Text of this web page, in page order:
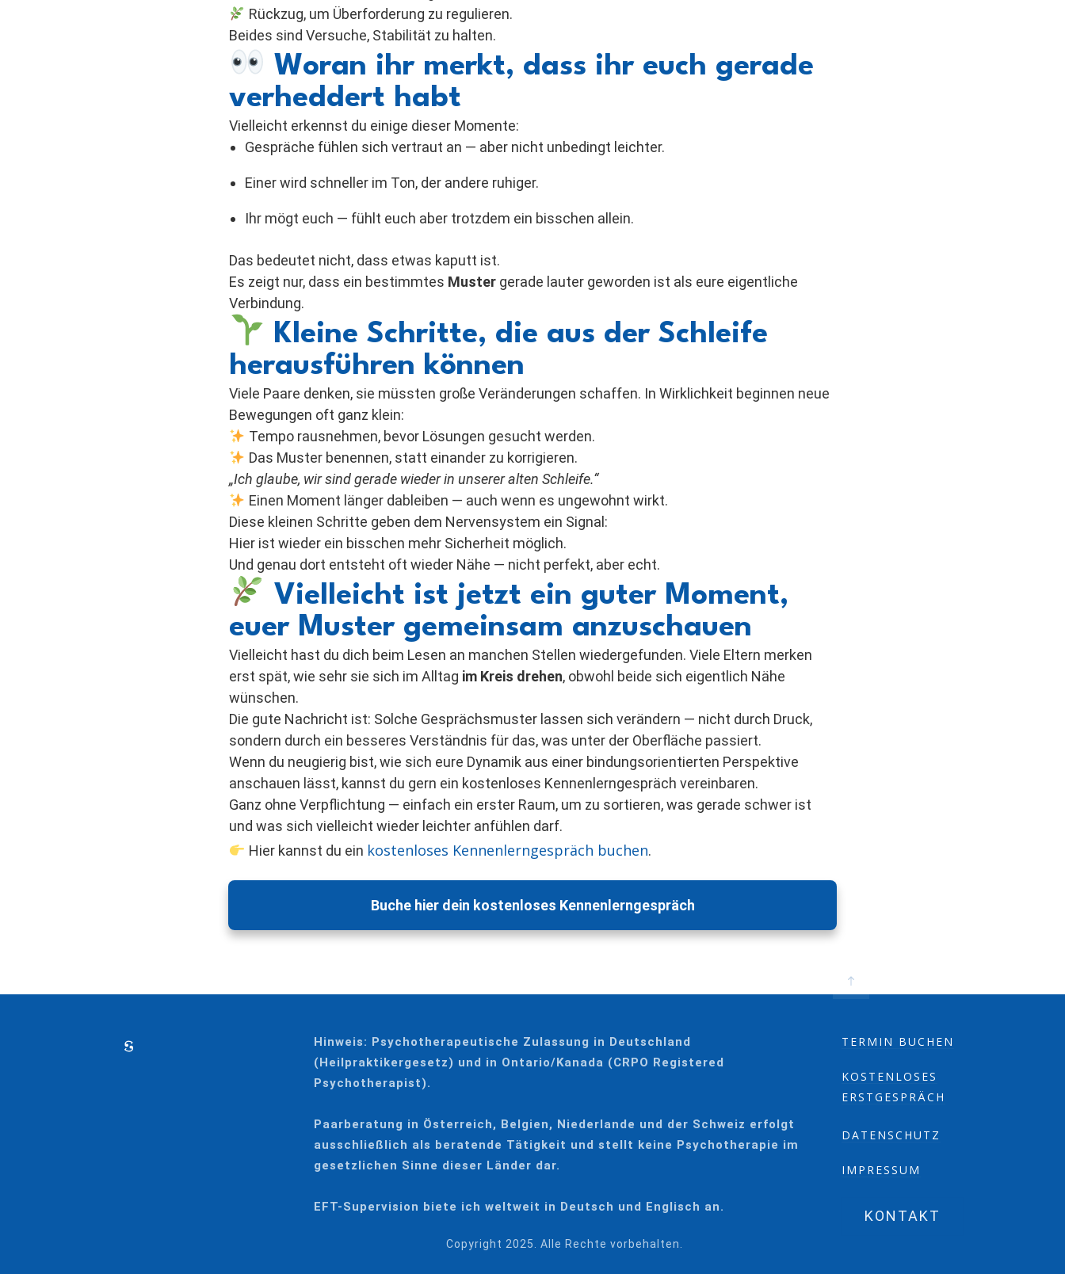
Rückzug, um Überforderung zu regulieren.
Beides sind Versuche, Stabilität zu halten.
Woran ihr merkt, dass ihr euch gerade
verheddert habt
Vielleicht erkennst du einige dieser Momente:
Gespräche fühlen sich vertraut an — aber nicht unbedingt leichter.
Einer wird schneller im Ton, der andere ruhiger.
Ihr mögt euch — fühlt euch aber trotzdem ein bisschen allein.
Das bedeutet nicht, dass etwas kaputt ist.
Es zeigt nur, dass ein bestimmtes Muster gerade lauter geworden ist als eure eigentliche
Verbindung.
Kleine Schritte, die aus der Schleife
herausführen können
Viele Paare denken, sie müssten große Veränderungen schaffen. In Wirklichkeit beginnen neue
Bewegungen oft ganz klein:
Tempo rausnehmen, bevor Lösungen gesucht werden.
Das Muster benennen, statt einander zu korrigieren.
„Ich glaube, wir sind gerade wieder in unserer alten Schleife.“
Einen Moment länger dableiben — auch wenn es ungewohnt wirkt.
Diese kleinen Schritte geben dem Nervensystem ein Signal:
Hier ist wieder ein bisschen mehr Sicherheit möglich.
Und genau dort entsteht oft wieder Nähe — nicht perfekt, aber echt.
Vielleicht ist jetzt ein guter Moment,
euer Muster gemeinsam anzuschauen
Vielleicht hast du dich beim Lesen an manchen Stellen wiedergefunden. Viele Eltern merken
erst spät, wie sehr sie sich im Alltag im Kreis drehen, obwohl beide sich eigentlich Nähe
wünschen.
Die gute Nachricht ist: Solche Gesprächsmuster lassen sich verändern — nicht durch Druck,
sondern durch ein besseres Verständnis für das, was unter der Oberfläche passiert.
Wenn du neugierig bist, wie sich eure Dynamik aus einer bindungsorientierten Perspektive
anschauen lässt, kannst du gern ein kostenloses Kennenlerngespräch vereinbaren.
Ganz ohne Verpflichtung — einfach ein erster Raum, um zu sortieren, was gerade schwer ist
und was sich vielleicht wieder leichter anfühlen darf.
Hier kannst du ein kostenloses Kennenlerngespräch buchen.
Buche hier dein kostenloses Kennenlerngespräch
Hinweis: Psychotherapeutische Zulassung in Deutschland
(Heilpraktikergesetz) und in Ontario/Kanada (CRPO Registered
Psychotherapist).
Paarberatung in Österreich, Belgien, Niederlande und der Schweiz erfolgt
ausschließlich als beratende Tätigkeit und stellt keine Psychotherapie im
gesetzlichen Sinne dieser Länder dar.
EFT-Supervision biete ich weltweit in Deutsch und Englisch an.
Copyright 2025. Alle Rechte vorbehalten.
TERMIN BUCHEN
KOSTENLOSES
ERSTGESPRÄCH
DATENSCHUTZ
IMPRESSUM
KONTAKT